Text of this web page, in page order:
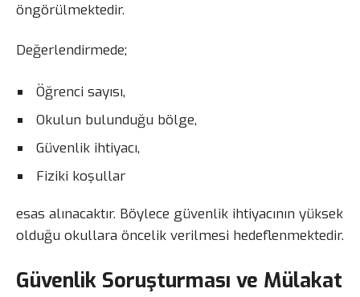
öngörülmektedir.
Değerlendirmede;
Öğrenci sayısı,
Okulun bulunduğu bölge,
Güvenlik ihtiyacı,
Fiziki koşullar
esas alınacaktır. Böylece güvenlik ihtiyacının yüksek
olduğu okullara öncelik verilmesi hedeflenmektedir.
Güvenlik Soruşturması ve Mülakat